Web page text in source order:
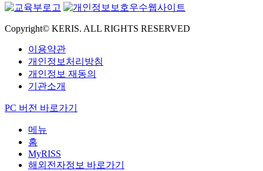
Copyright© KERIS. ALL RIGHTS RESERVED
이용약관
개인정보처리방침
개인정보 재동의
기관소개
PC 버전 바로가기
메뉴
홈
MyRISS
해외전자정보 바로가기